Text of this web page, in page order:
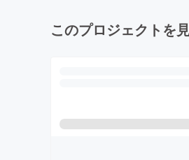
このプロジェクトを